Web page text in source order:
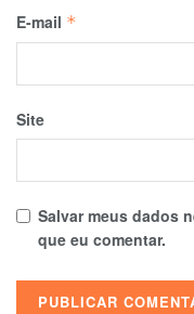
E-mail *
Site
Salvar meus dados
que eu comentar.